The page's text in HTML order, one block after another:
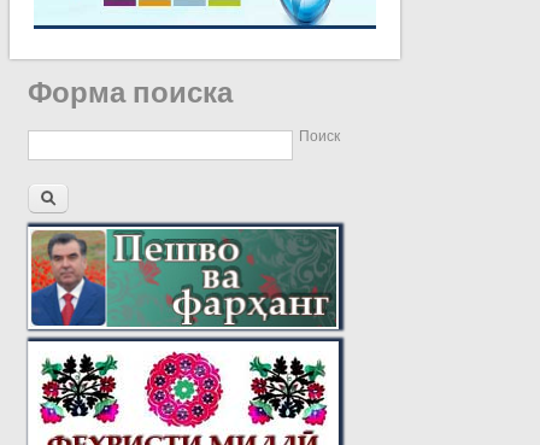
Форма поиска
Поиск